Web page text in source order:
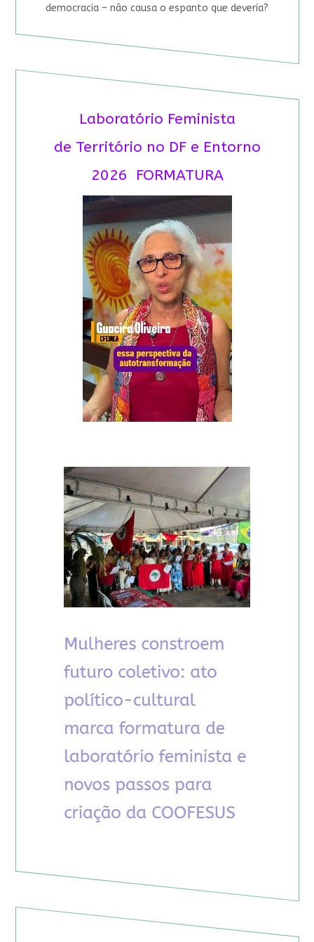
democracia – não causa o espanto que deveria?
Laboratório Feminista
de Território no DF e Entorno
2026 FORMATURA